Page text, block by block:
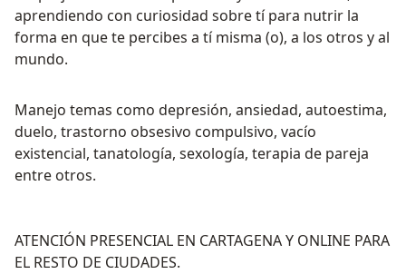
aprendiendo con curiosidad sobre tí para nutrir la
forma en que te percibes a tí misma (o), a los otros y al
mundo.
Manejo temas como depresión, ansiedad, autoestima,
duelo, trastorno obsesivo compulsivo, vacío
existencial, tanatología, sexología, terapia de pareja
entre otros.
ATENCIÓN PRESENCIAL EN CARTAGENA Y ONLINE PARA
EL RESTO DE CIUDADES.